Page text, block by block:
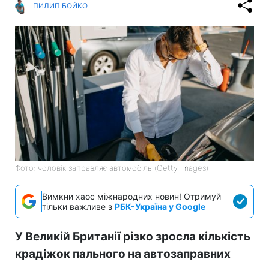
ПИЛИП БОЙКО
Фото: чоловік заправляє автомобіль (Getty Images)
Вимкни хаос міжнародних новин! Отримуй
тільки важливе з РБК-Україна у Google
У Великій Британії різко зросла кількість
крадіжок пального на автозаправних